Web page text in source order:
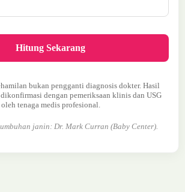
Hitung Sekarang
bukan pengganti diagnosis dokter. Hasil
dengan pemeriksaan klinis dan USG
oleh tenaga medis profesional.
janin: Dr. Mark Curran (Baby Center).